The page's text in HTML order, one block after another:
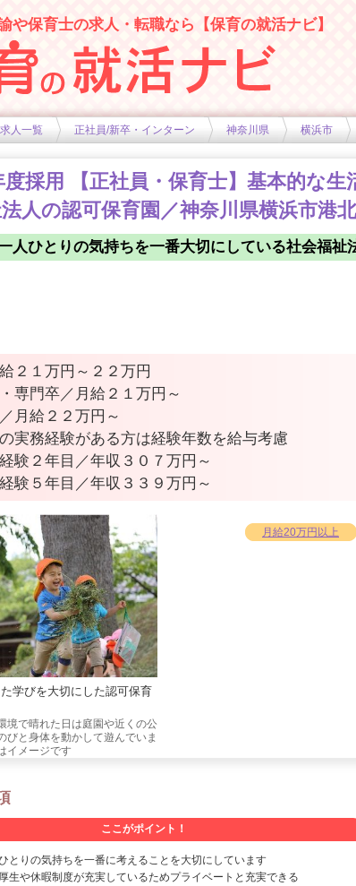
や保育士の求人・転職なら【保育の就活ナビ】
求人一覧 正社員/新卒・インターン 神奈川県 横浜市
度採用 【正社員・保育士】基本的な
人の認可保育園／神奈川県横浜市港
人ひとりの気持ちを一番大切にしている社会福祉
２１万円～２２万円
門卒／月給２１万円～
月給２２万円～
務経験がある方は経験年数を給与考慮
２年目／年収３０７万円～
５年目／年収３３９万円～
学びを大切にした認可保育
境で晴れた日は庭園や近くの公
びと身体を動かして遊んでいま
メージです
月給20万円以上
ここがポイント！
とりの気持ちを一番に考えることを大切にしています
生や休暇制度が充実しているためプライベートと充実できる